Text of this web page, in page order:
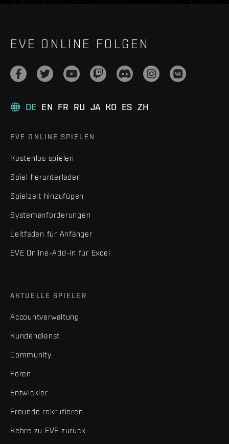
EVE ONLINE FOLGEN
DE EN FR RU JA KO ES ZH
EVE ONLINE SPIELEN
Kostenlos spielen
Spiel herunterladen
Spielzeit hinzufügen
Systemanforderungen
Leitfaden für Anfänger
EVE Online-Add-in für Excel
AKTUELLE SPIELER
Accountverwaltung
Kundendienst
Community
Foren
Entwickler
Freunde rekrutieren
Kehre zu EVE zurück